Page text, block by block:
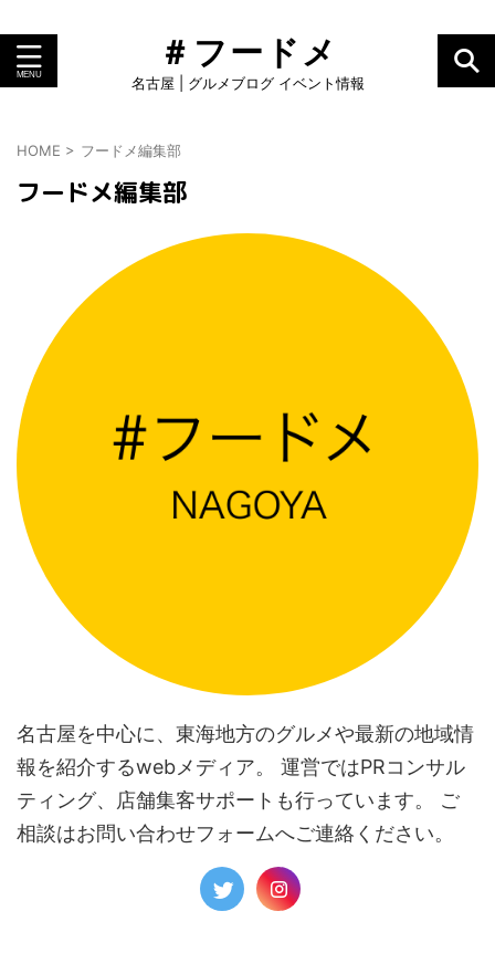
＃フードメ
名古屋 | グルメブログ イベント情報
HOME > フードメ編集部
フードメ編集部
名古屋を中心に、東海地方のグルメや最新の地域情
報を紹介するwebメディア。 運営ではPRコンサル
ティング、店舗集客サポートも行っています。 ご
相談はお問い合わせフォームへご連絡ください。